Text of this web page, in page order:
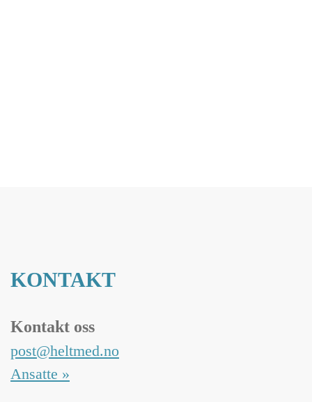
KONTAKT
Kontakt oss
post@heltmed.no
Ansatte »